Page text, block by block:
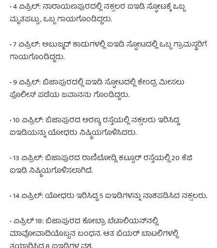
• 4 ಏಪ್ರಿಲ್: ನಾರಾಯಣಪುರದಲ್ಲಿ ನಕ್ಸಲರ ಐಇಡಿ ಸ್ಫೋಟಕ್ಕೆ ಒಬ್ಬ
ಮೃತಪಟ್ಟು, ಒಬ್ಬ ಗಾಯಗೊಂಡಿದ್ದರು.
• 7 ಏಪ್ರಿಲ್: ಅಬುಜ್ಮದ್ ಕಾಡುಗಳಲ್ಲಿ ಐಇಡಿ ಸ್ಫೋಟದಲ್ಲಿ ಒಬ್ಬ ಗ್ರಾಮಸ್ಥರಿಗೆ
ಗಾಯಗೊಂಡಿದ್ದರು.
• 9 ಏಪ್ರಿಲ್: ಬಿಜಾಪುರದಲ್ಲಿ ಐಇಡಿ ಸ್ಫೋಟದಲ್ಲಿ ಕೇಂದ್ರ ಮೀಸಲು
ಪೊಲೀಸ್ ಪಡೆಯ ಜವಾನನು ಗೊಂಡಿದ್ದರು.
• 10 ಏಪ್ರಿಲ್: ಬಿಜಾಪುರದ ಅರಣ್ಯ ರಸ್ತೆಯಲ್ಲಿ ನಕ್ಸಲರು ಇರಿಸಿದ್ದ
ಐಇಡಿಯನ್ನು ಯೋಧರು ನಿಷ್ಕ್ರಿಯಗೊಳಿಸಿದರು.
• 13 ಏಪ್ರಿಲ್: ಬಿಜಾಪುರದ ರಾಣಿಬೋಡ್ಲಿ ಕಟ್ಟೂರ್ ರಸ್ತೆಯಲ್ಲಿ 20 ಕೆಜಿ
ಐಇಡಿ ನಿಷ್ಕ್ರಿಯಗೊಳಿಸಲಾಗಿದೆ.
• 14 ಏಪ್ರಿಲ್: ಯೋಧರು ಇರಿಸಿದ್ದ 5 ಐಇಡಿಗಳನ್ನು ನಾಶಪಡಿಸಿದ ನಕ್ಸಲರು.
• ಏಪ್ರಿಲ್ 18: ಬಿಜಾಪುರದ ಕೋಬ್ರಾ ಬೆಟಾಲಿಯನ್‌ನಲ್ಲಿ
ಮಾವೋವಾದಿಯೊಬ್ಬನ ಬಂಧನ. ಆತ ಬಿಯರ್ ಬಾಟಲಿಗಳಲ್ಲಿ